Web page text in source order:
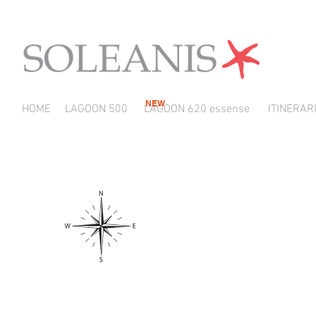
HOME LAGOON 500 LAGOON 620 essense
NEW ITINERARI